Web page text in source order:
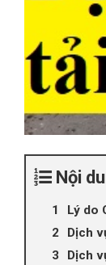
Nội
Lý do
Dịch
Dịch